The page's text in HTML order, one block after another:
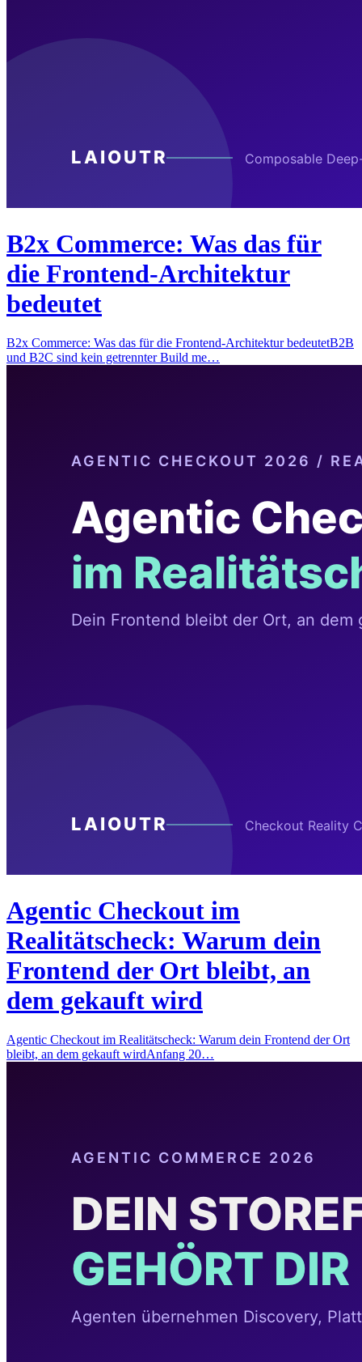
B2x Commerce: Was das für
die Frontend-Architektur
bedeutet
B2x Commerce: Was das für die Frontend-Architektur bedeutetB2B
und B2C sind kein getrennter Build me…
Agentic Checkout im
Realitätscheck: Warum dein
Frontend der Ort bleibt, an
dem gekauft wird
Agentic Checkout im Realitätscheck: Warum dein Frontend der Ort
bleibt, an dem gekauft wirdAnfang 20…